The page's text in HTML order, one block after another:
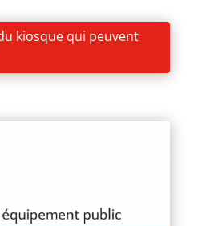
kiosque qui peuvent